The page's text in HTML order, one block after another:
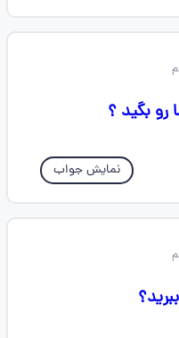
رو بگید ؟
نمایش جواب